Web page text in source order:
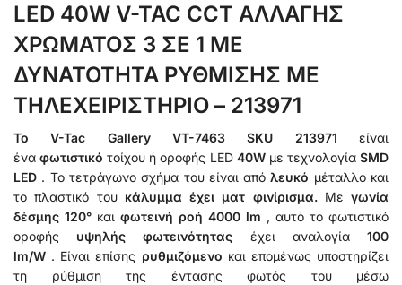
LED 40W V-TAC CCT ΑΛΛΑΓΗΣ
ΧΡΩΜΑΤΟΣ 3 ΣΕ 1 ΜΕ
ΔΥΝΑΤΟΤΗΤΑ ΡΥΘΜΙΣΗΣ ΜΕ
ΤΗΛΕΧΕΙΡΙΣΤΗΡΙΟ – 213971
Το V-Tac Gallery VT-7463 SKU 213971 είναι
έναφωτιστικό τοίχου ή οροφής LED 40Wμε τεχνολογίαSMD
LED . Το τετράγωνο σχήμα του είναι απόλευκό μέταλλο και
το πλαστικό του κάλυμμα έχει ματ φινίρισμα. Με γωνία
δέσμης 120° και φωτεινή ροή 4000 lm , αυτό το φωτιστικό
οροφής υψηλής φωτεινότητας έχει αναλογία100
lm/W . Είναι επίσης ρυθμιζόμενο και επομένως υποστηρίζει
τη ρύθμιση της έντασης φωτός του μέσω